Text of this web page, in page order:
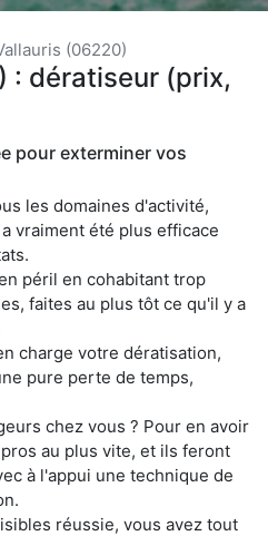
(06220)
: dératiseur (prix,
pour exterminer vos
les domaines d'activité,
vraiment été plus efficace
péril en cohabitant trop
faites au plus tôt ce qu'il y a
charge votre dératisation,
pure perte de temps,
chez vous ? Pour en avoir
au plus vite, et ils feront
à l'appui une technique de
réussie, vous avez tout